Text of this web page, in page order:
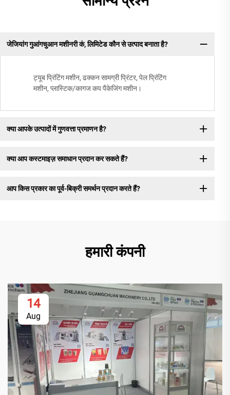
जेजियांग गुआंगचुआन मशीनरी कं, लिमिटेड कौन से उत्पाद बनाता है?
ट्यूब प्रिंटिंग मशीन, ढक्कन सामग्री प्रिंटर, पेल प्रिंटिंग
मशीन, प्लास्टिक/कागज कप पैकेजिंग मशीन।
क्या आपके उत्पादों में गुणवत्ता प्रमाणन है?
क्या आप कस्टमाइज़ समाधान प्रदान कर सकते हैं?
आप किस प्रकार का पूर्व-बिक्री समर्थन प्रदान करते हैं?
हमारी कंपनी
14
Aug